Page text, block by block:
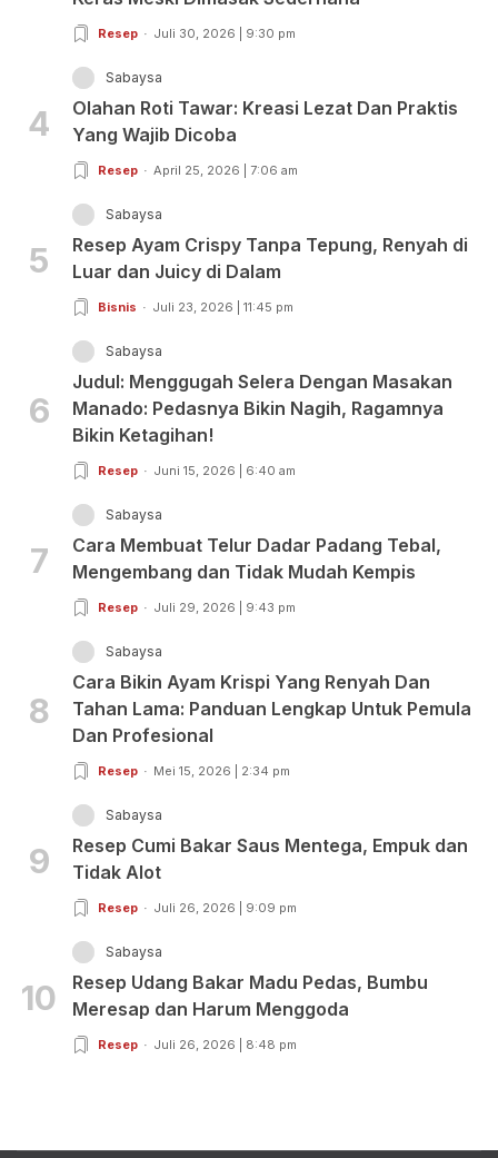
Resep Juli 30, 2026 | 9:30 pm
4
Sabaysa
Olahan Roti Tawar: Kreasi Lezat Dan Praktis
Yang Wajib Dicoba
Resep April 25, 2026 | 7:06 am
5
Sabaysa
Resep Ayam Crispy Tanpa Tepung, Renyah di
Luar dan Juicy di Dalam
Bisnis Juli 23, 2026 | 11:45 pm
6
Sabaysa
Judul: Menggugah Selera Dengan Masakan
Manado: Pedasnya Bikin Nagih, Ragamnya
Bikin Ketagihan!
Resep Juni 15, 2026 | 6:40 am
7
Sabaysa
Cara Membuat Telur Dadar Padang Tebal,
Mengembang dan Tidak Mudah Kempis
Resep Juli 29, 2026 | 9:43 pm
8
Sabaysa
Cara Bikin Ayam Krispi Yang Renyah Dan
Tahan Lama: Panduan Lengkap Untuk Pemula
Dan Profesional
Resep Mei 15, 2026 | 2:34 pm
9
Sabaysa
Resep Cumi Bakar Saus Mentega, Empuk dan
Tidak Alot
Resep Juli 26, 2026 | 9:09 pm
10
Sabaysa
Resep Udang Bakar Madu Pedas, Bumbu
Meresap dan Harum Menggoda
Resep Juli 26, 2026 | 8:48 pm